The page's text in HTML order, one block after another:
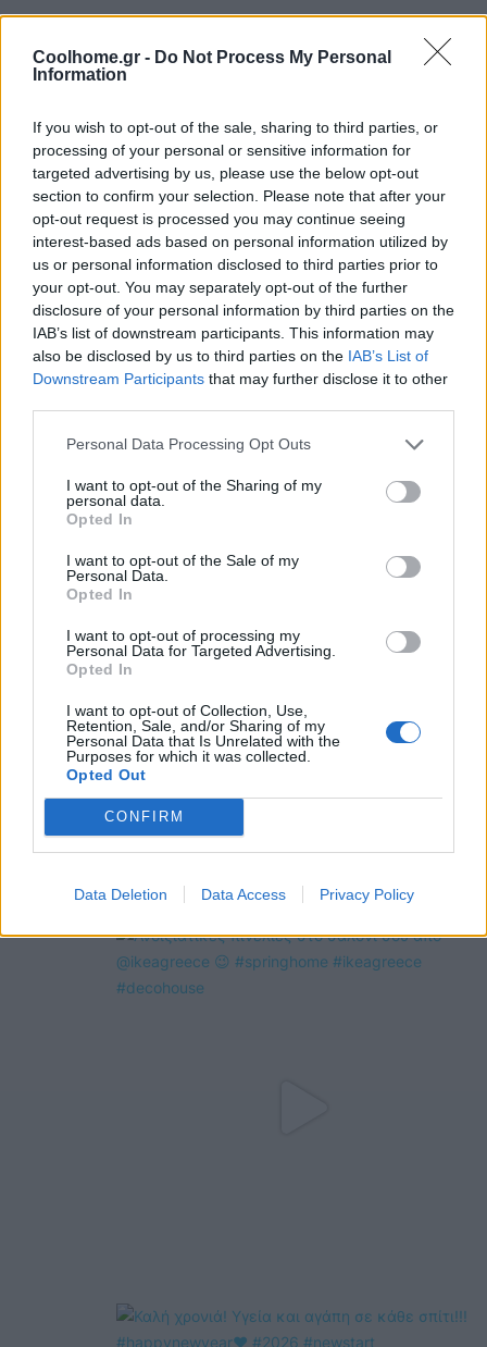
Coolhome.gr - Do Not Process My Personal
Information
If you wish to opt-out of the sale, sharing to third parties, or
processing of your personal or sensitive information for
targeted advertising by us, please use the below opt-out
section to confirm your selection. Please note that after your
opt-out request is processed you may continue seeing
interest-based ads based on personal information utilized by
us or personal information disclosed to third parties prior to
your opt-out. You may separately opt-out of the further
disclosure of your personal information by third parties on the
IAB’s list of downstream participants. This information may
also be disclosed by us to third parties on the IAB’s List of
Downstream Participants that may further disclose it to other
Personal Data Processing Opt Outs
I want to opt-out of the Sharing of my
personal data.
Opted In
I want to opt-out of the Sale of my
Personal Data.
Opted In
I want to opt-out of processing my
Personal Data for Targeted Advertising.
Opted In
I want to opt-out of Collection, Use,
Retention, Sale, and/or Sharing of my
Personal Data that Is Unrelated with the
Purposes for which it was collected.
Opted Out
CONFIRM
Data Deletion Data Access Privacy Policy
OMEGR